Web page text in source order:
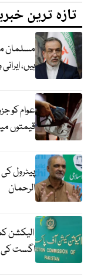
تازہ ترین
مسلمان
ہیں،
عوام کو
قیمتوں
الرحمان
اگست کی